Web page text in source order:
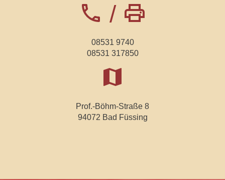
phone / print
08531 9740
08531 317850
map
Prof.-Böhm-Straße 8
94072 Bad Füssing